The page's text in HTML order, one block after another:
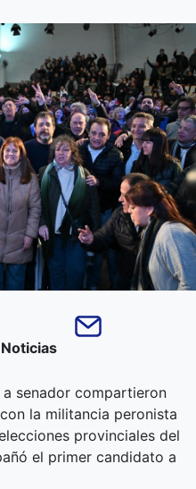
senador compartieron
la militancia peronista
provinciales del
el primer candidato a